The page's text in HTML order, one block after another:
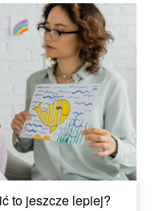
to jeszcze lepiej?